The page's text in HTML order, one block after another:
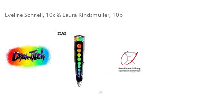
Eveline Schnell, 10c & Laura Kindsmüller, 10b